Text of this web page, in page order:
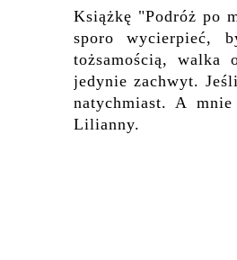
Książkę "Podróż po
sporo wycierpieć,
tożsamością, walka
jedynie zachwyt.
natychmiast. A
Lilianny.